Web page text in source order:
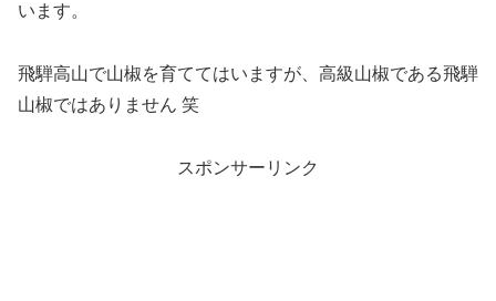
います。
飛騨高山で山椒を育ててはいますが、高級山椒である飛騨
山椒ではありません 笑
スポンサーリンク